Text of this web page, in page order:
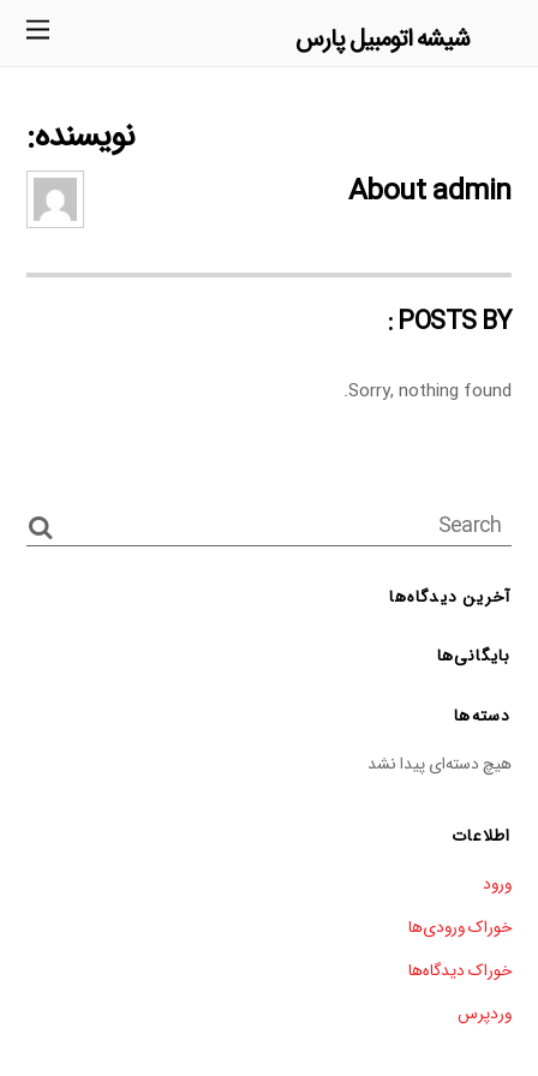
شیشه اتومبیل پارس
نویسنده:
About admin
POSTS BY :
Sorry, nothing found.
آخرین دیدگاه‌ها
بایگانی‌ها
دسته‌ها
هیچ دسته‌ای پیدا نشد
اطلاعات
ورود
خوراک ورودی‌ها
خوراک دیدگاه‌ها
وردپرس